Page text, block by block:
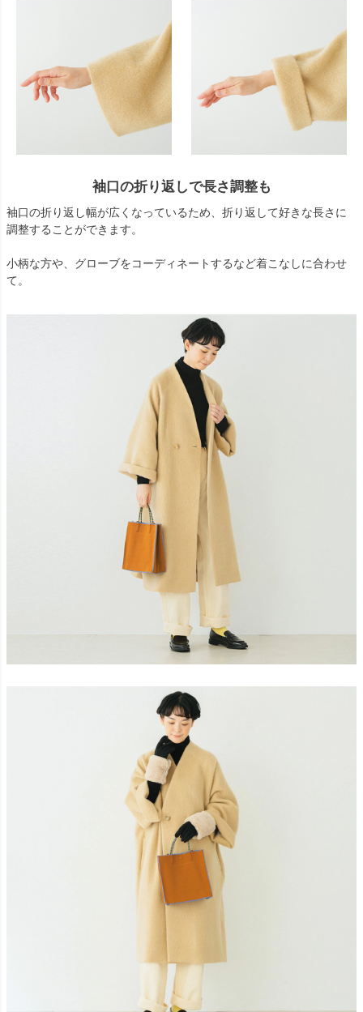
袖口の折り返しで長さ調整も
袖口の折り返し幅が広くなっているため、折り返して好きな長さに
調整することができます。
小柄な方や、グローブをコーディネートするなど着こなしに合わせ
て。